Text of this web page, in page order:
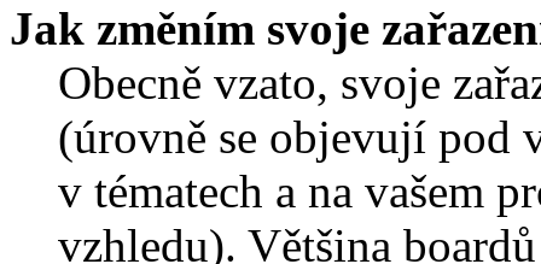
Jak změním svoje
Obecně vzato, svoje
(úrovně se objevují pod
v tématech a na vašem
vzhledu). Většina